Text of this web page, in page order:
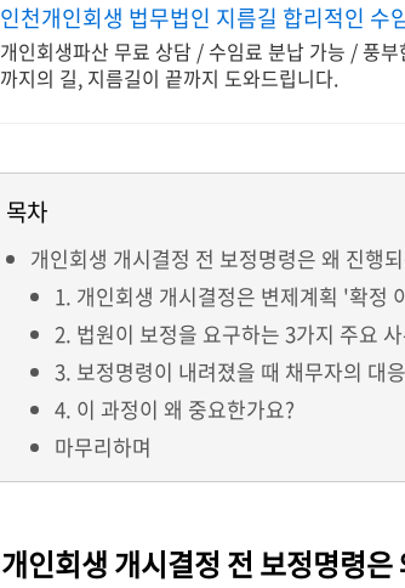
인천개인회생 법무법인 지름길 합리적인 수
개인회생파산 무료 상담 / 수임료 분납 가능 / 풍
까지의 길, 지름길이 끝까지 도와드립니다.
목차
개인회생 개시결정 전 보정명령은 왜 진행
1. 개인회생 개시결정은 변제계획 '확정
2. 법원이 보정을 요구하는 3가지 주요
3. 보정명령이 내려졌을 때 채무자의 대
4. 이 과정이 왜 중요한가요?
마무리하며
개인회생 개시결정 전 보정명령은